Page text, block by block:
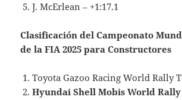
J. McErlean – +1:17.1
Clasificación del Campeonato
de la FIA 2025 para Constructores
Toyota Gazoo Racing World Rally
Hyundai Shell Mobis World Rally